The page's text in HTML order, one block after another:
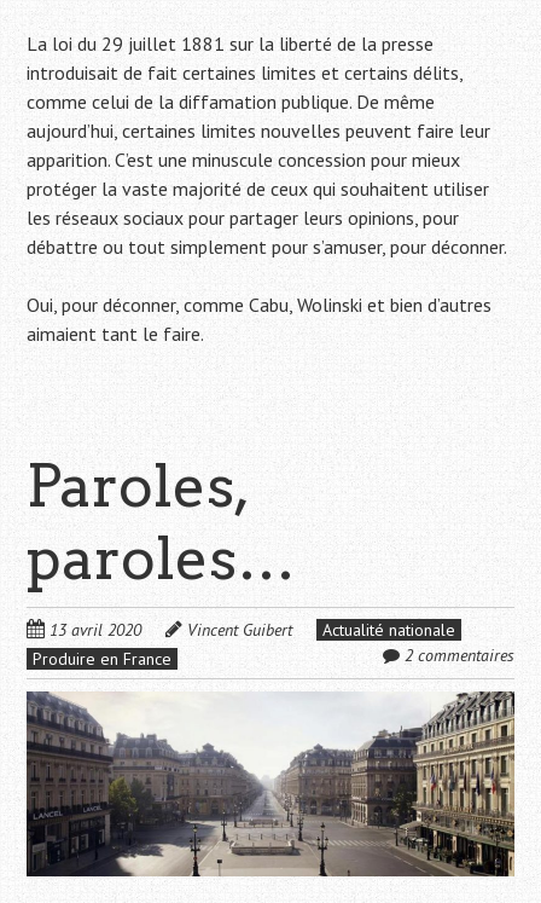
La loi du 29 juillet 1881 sur la liberté de la presse
introduisait de fait certaines limites et certains délits,
comme celui de la diffamation publique. De même
aujourd’hui, certaines limites nouvelles peuvent faire leur
apparition. C’est une minuscule concession pour mieux
protéger la vaste majorité de ceux qui souhaitent utiliser
les réseaux sociaux pour partager leurs opinions, pour
débattre ou tout simplement pour s’amuser, pour déconner.
Oui, pour déconner, comme Cabu, Wolinski et bien d’autres
aimaient tant le faire.
Paroles,
paroles…
13 avril 2020 Vincent Guibert
Actualité nationale
Produire en France
2 commentaires